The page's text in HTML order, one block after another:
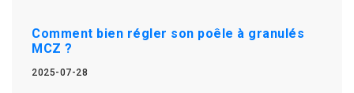
Comment bien régler son poêle à granulés
MCZ ?
2025-07-28